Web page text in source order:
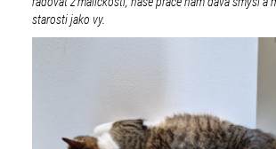
starosti jako vy.